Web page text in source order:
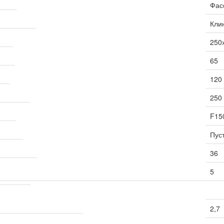
65
120
250
36
5
2,7